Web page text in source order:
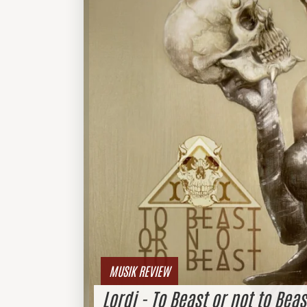
MUSIK REVIEW
Lordi - To Beast or not to